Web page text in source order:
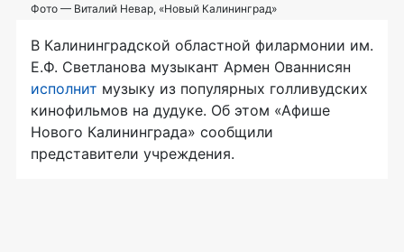
Фото — Виталий Невар, «Новый Калининград»
В Калининградской областной филармонии им.
Е.Ф. Светланова музыкант Армен Ованнисян
исполнит музыку из популярных голливудских
кинофильмов на дудуке. Об этом «Афише
Нового Калининграда» сообщили
представители учреждения.